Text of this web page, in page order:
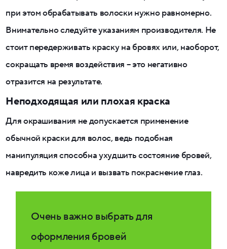
при этом обрабатывать волоски нужно равномерно.
Внимательно следуйте указаниям производителя. Не
стоит передерживать краску на бровях или, наоборот,
сокращать время воздействия – это негативно
отразится на результате.
Неподходящая или плохая краска
Для окрашивания не допускается применение
обычной краски для волос, ведь подобная
манипуляция способна ухудшить состояние бровей,
навредить коже лица и вызвать покраснение глаз.
Очень важно выбрать для
оформления бровей